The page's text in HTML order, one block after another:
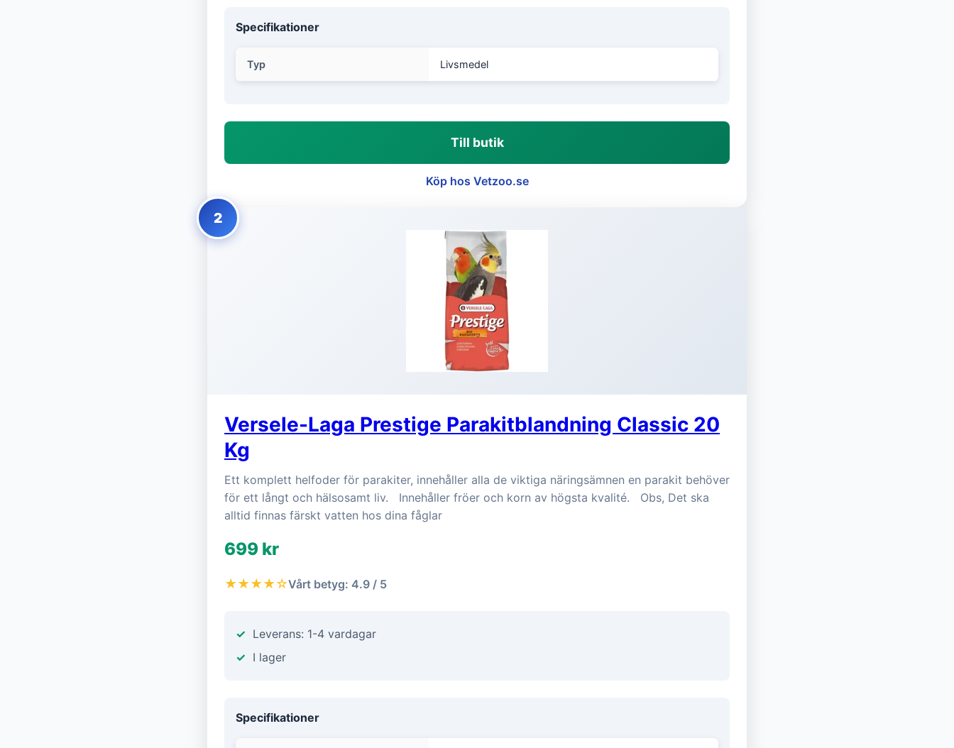
Specifikationer
Typ Livsmedel
Till butik
Köp hos Vetzoo.se
2
Versele-Laga Prestige Parakitblandning Classic 20
Kg
Ett komplett helfoder för parakiter, innehåller alla de viktiga näringsämnen en parakit behöver
för ett långt och hälsosamt liv. Innehåller fröer och korn av högsta kvalité. Obs, Det ska
alltid finnas färskt vatten hos dina fåglar
699 kr
★★★★☆Vårt betyg: 4.9 / 5
Leverans: 1-4 vardagar
I lager
Specifikationer